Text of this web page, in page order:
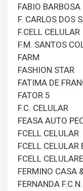
FABIO BARBOSA
F. CARLOS DOS
F.CELL CELULAR
F.M. SANTOS
FARM
FASHION STAR
FATIMA DE
FATOR 5
F.C. CELULAR
FEASA AUTO
FCELL CELULAR
FCELL CELULAR
FCELL
FERMINO CASA
FERNANDA